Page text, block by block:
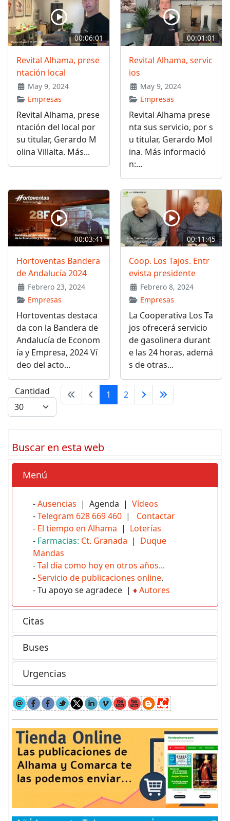
00:06:01
Revital Alhama, prese
ntación local
May 9, 2024
Empresas
Revital Alhama, prese
ntación del local por
su titular, Gerardo M
olina Villalta. Más...
00:01:01
Revital Alhama, servic
ios
May 9, 2024
Empresas
Revital Alhama prese
nta sus servicio, por s
u titular, Gerardo Mol
ina. Más informació
n:...
00:03:41
Hortoventas Bandera
de Andalucía 2024
Febrero 23, 2024
Empresas
Hortoventas destaca
da con la Bandera de
Andalucía de Econom
ía y Empresa, 2024 Ví
deo del acto...
00:11:45
Coop. Los Tajos. Entr
evista presidente
Febrero 8, 2024
Empresas
La Cooperativa Los Ta
jos ofrecerá servicio
de gasolinera durant
e las 24 horas, ademá
s de otras...
Cantidad 1 2
Buscar en esta web
Menú
-Ausencias | Agenda | Vídeos
-Telegram 628 669 460 | Contactar
- El tiempo en Alhama | Loterías
- Farmacias: Ct. Granada | Duque
Mandas
-Tal día como hoy en otros años...
-Servicio de publicaciones online.
- Tu apoyo se agradece | ♦Autores
Citas
Buses
Urgencias